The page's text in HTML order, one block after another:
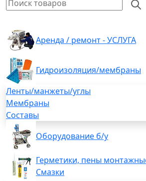
Аренда / ремонт - УСЛУГА
Гидроизоляция/мембраны
Ленты/манжеты/углы
Мембраны
Составы
Оборудование б/у
Герметики, пены
Смазки